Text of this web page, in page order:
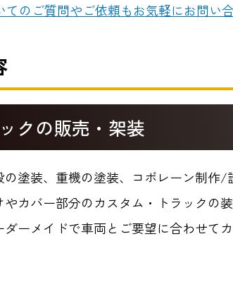
てのご質問やご依頼もお気軽にお問い
クの販売・架装
の塗装、重機の塗装、コボレーン制作
やカバー部分のカスタム・トラックの
ーメイドで車両とご要望に合わせてカ